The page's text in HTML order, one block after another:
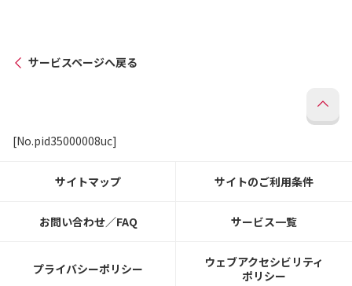
サービスページへ戻る
[No.pid35000008uc]
サイトマップ サイトのご利用条件
お問い合わせ／FAQ サービス一覧
プライバシーポリシー
ウェブアクセシビリティ
ポリシー